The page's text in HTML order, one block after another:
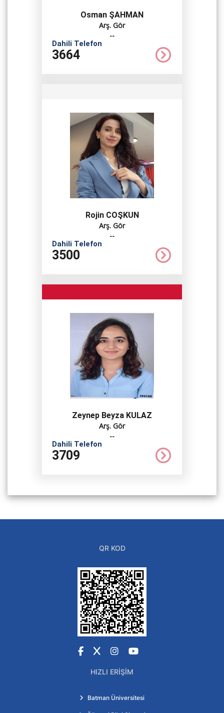
Osman ŞAHMAN
Arş. Gör
--
Dahili Telefon
3664
Rojin COŞKUN
Arş. Gör
--
Dahili Telefon
3500
Zeynep Beyza KULAZ
Arş. Gör
--
Dahili Telefon
3709
QR KOD
Facebook
X Instagram
YouTube
HIZLI ERIŞIM
Batman Üniversitesi